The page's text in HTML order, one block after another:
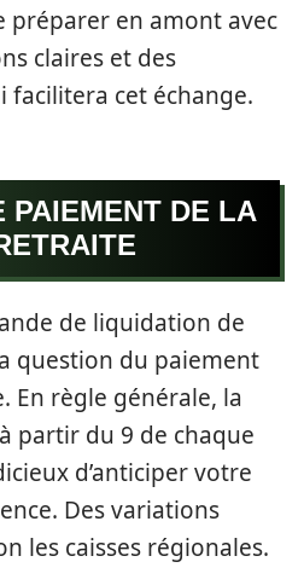
préparer en amont avec
claires et des
facilitera cet échange.
PAIEMENT DE LA
de liquidation de
question du paiement
En règle générale, la
partir du 9 de chaque
d’anticiper votre
Des variations
les caisses régionales.